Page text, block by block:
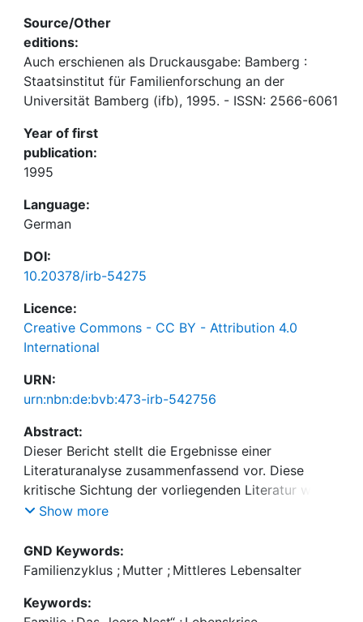
Source/Other
editions:
Auch erschienen als Druckausgabe: Bamberg :
Staatsinstitut für Familienforschung an der
Universität Bamberg (ifb), 1995. - ISSN: 2566-6061
Year of first
publication:
1995
Language:
German
DOI:
10.20378/irb-54275
Licence:
Creative Commons - CC BY - Attribution 4.0
International
URN:
urn:nbn:de:bvb:473-irb-542756
Abstract:
Dieser Bericht stellt die Ergebnisse einer
Literaturanalyse zusammenfassend vor. Diese
kritische Sichtung der vorliegenden Literatur war
die erste Phase eines geplanten
empty-nest-Phase“ und bezog - mit dem Ziel eines
Antrags auf Forschungsförderung - bevorzugt die
Sprachraum ein. Handlungsleitend war dabei die
Show more
GND Keywords:
Familienzyklus ; Mutter ; Mittleres Lebensalter
Keywords: